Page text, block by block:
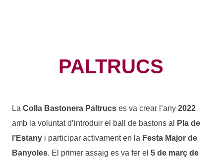
PALTRUCS
La Colla Bastonera Paltrucs es va crear l’any 2022
amb la voluntat d’introduir el ball de bastons al
Pla de
l’Estany i participar activament en la Festa Major de
Banyoles. El primer assaig es va fer el 5 de març de